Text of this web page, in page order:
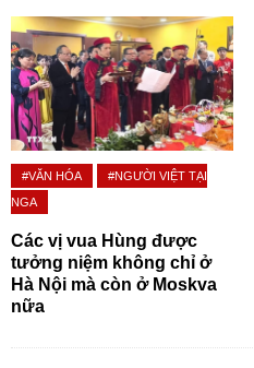
#VĂN HÓA
#NGƯỜI VIỆT TẠI
NGA
Các vị vua Hùng được
tưởng niệm không chỉ ở
Hà Nội mà còn ở Moskva
nữa